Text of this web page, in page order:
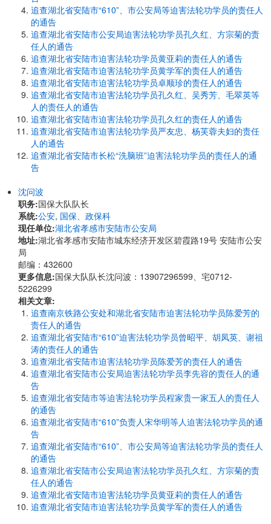
追查湖北省安陆市“610”、市公安局等迫害法轮功学员的责任人
的通告
追查湖北省安陆市公安局迫害法轮功学员孔久红、方宗菊的责
任人的通告
追查湖北省安陆市迫害法轮功学员黄亚莉的责任人的通告
追查湖北省安陆市迫害法轮功学员黄学军的责任人的通告
追查湖北省安陆市迫害法轮功学员卓顺珍的责任人的通告
追查湖北省安陆市迫害法轮功学员孔久红、吴秀芳、毛翠英等
人的责任人的通告
追查湖北省安陆市迫害法轮功学员孔久红的责任人的通告
追查湖北省安陆市迫害法轮功学员严友忠、杨芙蓉夫妇的责任
人的通告
追查湖北省安陆市长松“洗脑班”迫害法轮功学员的责任人的通
告
沈问波
职务:国保大队队长
系统:公安, 国保、政保科
现任单位:湖北省孝感市安陆市公安局
地址:湖北省孝感市安陆市城东经济开发区碧霞路19号 安陆市公安
局
邮编：432600
更多信息:国保大队队长沈问波：13907296599、宅0712-
5226299
相关文章:
追查南京铁路公安处和湖北省安陆市迫害法轮功学员陈爱芳的
责任人的通告
追查湖北省安陆市“610”迫害法轮功学员曾昭平、胡凤英、谢祖
涛的责任人的通告
追查湖北省安陆市迫害法轮功学员陈爱芳的责任人的通告
追查湖北省安陆市公安局迫害法轮功学员李先容的责任人的通
告
追查湖北省安陆市等迫害法轮功学员程家贵一家五人的责任人
的通告
追查湖北省安陆市“610”负责人宋华明等人迫害法轮功学员的通
告
追查湖北省安陆市“610”、市公安局等迫害法轮功学员的责任人
的通告
追查湖北省安陆市公安局迫害法轮功学员孔久红、方宗菊的责
任人的通告
追查湖北省安陆市迫害法轮功学员黄亚莉的责任人的通告
追查湖北省安陆市迫害法轮功学员黄学军的责任人的通告